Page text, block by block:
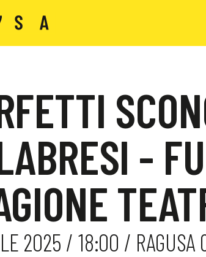
-
2025 / 18:00 / RAGUSA